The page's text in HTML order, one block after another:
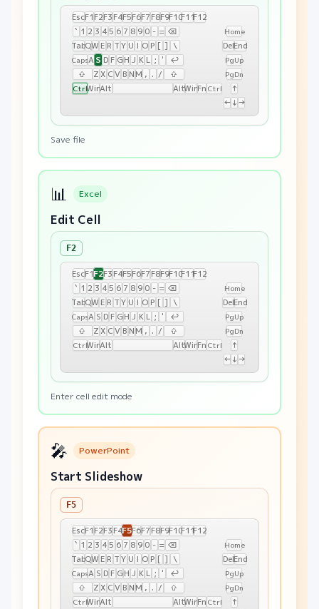
EscF1F2F3F4F5F6F7F8F9F10F11F12
` 1 2 3 45 6 7 8 9 0 - = ⌫
TabQWE R T Y U I OP [ ] \
CapsASD F GH J K L ; '
↩
⇧
Z X CV B NM , . / ⇧
CtrlWinAlt AltWinFn Ctrl
Home
DelEnd
PgUp
PgDn
↑
←↓→
Save file
📊 Excel
Edit Cell
F2
EscF1F2F3F4F5F6F7F8F9F10F11F12
` 1 2 3 45 6 7 8 9 0 - = ⌫
TabQWE R T Y U I OP [ ] \
CapsA S D F GH J K L ; '
↩
⇧
Z X CV B NM , . / ⇧
CtrlWinAlt AltWinFn Ctrl
Home
DelEnd
PgUp
PgDn
↑
←↓→
Enter cell edit mode
🎤 PowerPoint
Start Slideshow
F5
EscF1F2F3F4F5F6F7F8F9F10F11F12
` 1 2 3 45 6 7 8 9 0 - = ⌫
TabQWE R T Y U I OP [ ] \
CapsA S D F GH J K L ; '
↩
⇧
Z X CV B NM , . / ⇧
CtrlWinAlt AltWinFn Ctrl
Home
DelEnd
PgUp
PgDn
↑